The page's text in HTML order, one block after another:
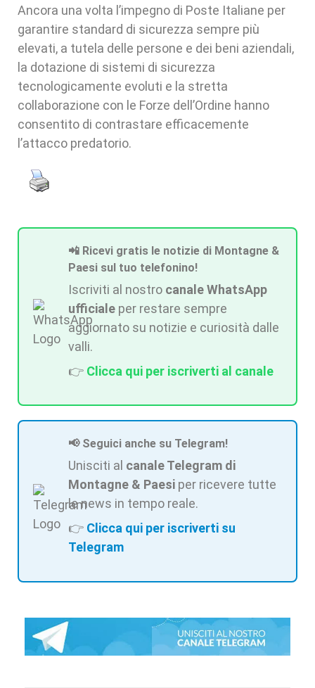
Ancora una volta l’impegno di Poste Italiane per
garantire standard di sicurezza sempre più
elevati, a tutela delle persone e dei beni aziendali,
la dotazione di sistemi di sicurezza
tecnologicamente evoluti e la stretta
collaborazione con le Forze dell’Ordine hanno
consentito di contrastare efficacemente
l’attacco predatorio.
📲 Ricevi gratis le notizie di Montagne &
Paesi sul tuo telefonino!
Iscriviti al nostro canale WhatsApp
ufficiale per restare sempre
aggiornato su notizie e curiosità dalle
valli.
👉 Clicca qui per iscriverti al canale
📢 Seguici anche su Telegram!
Unisciti al canale Telegram di
Montagne & Paesi per ricevere tutte
le news in tempo reale.
👉 Clicca qui per iscriverti su
Telegram